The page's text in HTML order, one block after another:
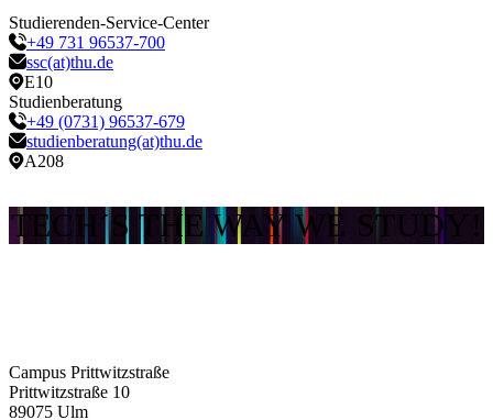
Studierenden-Service-Center
+49 731 96537-700
ssc(at)thu.de
E10
Studienberatung
+49 (0731) 96537-679
studienberatung(at)thu.de
A208
TECH´S THE WAY WE STUDY!
Campus Prittwitzstraße
Prittwitzstraße 10
89075 Ulm